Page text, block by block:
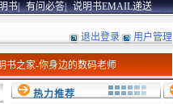
书| 有问必答| 说明书EMAIL递送
退出登录 用户管理
书之家-你身边的数码老师
热力推荐